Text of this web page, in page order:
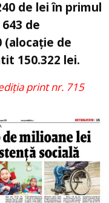
de lei în primul
de
(alocație de
150.322 lei.
print nr. 715